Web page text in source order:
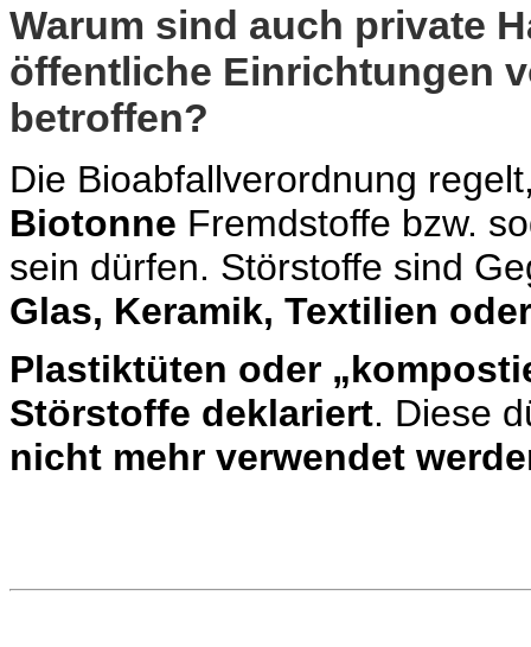
Warum sind auch private
öffentliche Einrichtungen
betroffen?
Die Bioabfallverordnung
Biotonne Fremdstoffe bzw.
sein dürfen. Störstoffe sind
Glas, Keramik, Textilien
Plastiktüten oder
Störstoffe deklariert. Diese
nicht mehr verwendet